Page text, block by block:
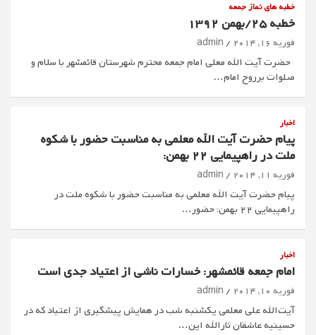
خطبه های نماز جمعه
خطبه 25/بهمن 1392
فوریه 16, 2014 admin
حضرت آيت الله معلي امام جمعه محترم شهرستان قائمشهر با سلام و
صلوات برروح امام…
اخبار
پیام حضرت آیت الله معلمی به مناسبت حضور با شکوه
ملت در راهپیمایی 22 بهمن:
فوریه 11, 2014 admin
پیام حضرت آیت الله معلمی به مناسبت حضور با شکوه ملت در
راهپیمایی 22 بهمن: حضور…
اخبار
امام جمعه قائمشهر: خسارات ناشی از اعتیاد جدی است
فوریه 10, 2014 admin
آیت‌الله علی معلمی یکشنبه شب در همایش پیشگیری از اعتیاد که در
حسینیه عاشقان ثارالله این…